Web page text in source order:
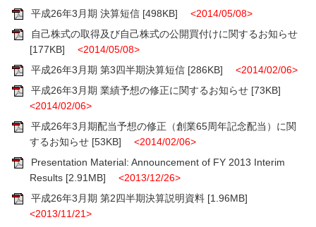
平成26年3月期 決算短信[498KB] <2014/05/08>
自己株式の取得及び自己株式の公開買付けに関するお知らせ
[177KB] <2014/05/08>
平成26年3月期 第3四半期決算短信[286KB] <2014/02/06>
平成26年3月期 業績予想の修正に関するお知らせ[73KB]
<2014/02/06>
平成26年3月期配当予想の修正（創業65周年記念配当）に関
するお知らせ[53KB] <2014/02/06>
Presentation Material: Announcement of FY 2013 Interim
Results[2.91MB] <2013/12/26>
平成26年3月期 第2四半期決算説明資料[1.96MB]
<2013/11/21>